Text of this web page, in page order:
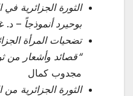
الثورة الجزائرية
بوحيرد أنموذجاً – د.
تضحيات المرأة
“قصائد وأشعار من
مجدوب كمال
الثورة الجزائرية